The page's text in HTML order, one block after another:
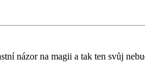
názor na magii a tak ten svůj